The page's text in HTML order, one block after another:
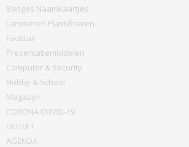
Badges Naamkaartjes
Lamineren Plastificeren
Facilitair
Presentatiemiddelen
Computer & Security
Hobby & School
Magazijn
CORONA COVID-19
OUTLET
AGENDA